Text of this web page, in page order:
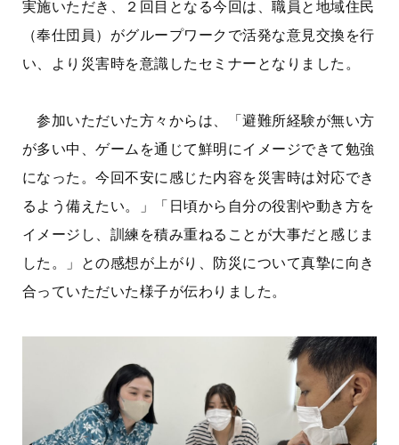
実施いただき、２回目となる今回は、職員と地域住民
（奉仕団員）がグループワークで活発な意見交換を行
い、より災害時を意識したセミナーとなりました。
参加いただいた方々からは、「避難所経験が無い方
が多い中、ゲームを通じて鮮明にイメージできて勉強
になった。今回不安に感じた内容を災害時は対応でき
るよう備えたい。」「日頃から自分の役割や動き方を
イメージし、訓練を積み重ねることが大事だと感じま
した。」との感想が上がり、防災について真摯に向き
合っていただいた様子が伝わりました。